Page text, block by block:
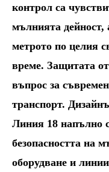
контрол са
мълнията дейност,
метрото по целия
време. Защитата
въпрос за
транспорт.
Линия 18 напълно
безопасността на
оборудване и